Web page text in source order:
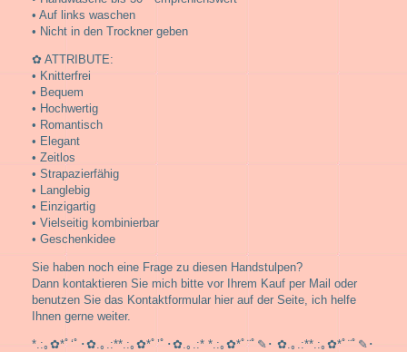
• Auf links waschen
• Nicht in den Trockner geben
✿ ATTRIBUTE:
• Knitterfrei
• Bequem
• Hochwertig
• Romantisch
• Elegant
• Zeitlos
• Strapazierfähig
• Langlebig
• Einzigartig
• Vielseitig kombinierbar
• Geschenkidee
Sie haben noch eine Frage zu diesen Handstulpen?
Dann kontaktieren Sie mich bitte vor Ihrem Kauf per Mail oder
benutzen Sie das Kontaktformular hier auf der Seite, ich helfe
Ihnen gerne weiter.
*.:｡✿*ﾟ‘ﾟ･✿.｡.:**.:｡✿*ﾟ’ﾟ･✿.｡.:* *.:｡✿*ﾟ¨ﾟ✎･ ✿.｡.:**.:｡✿*ﾟ¨ﾟ✎･